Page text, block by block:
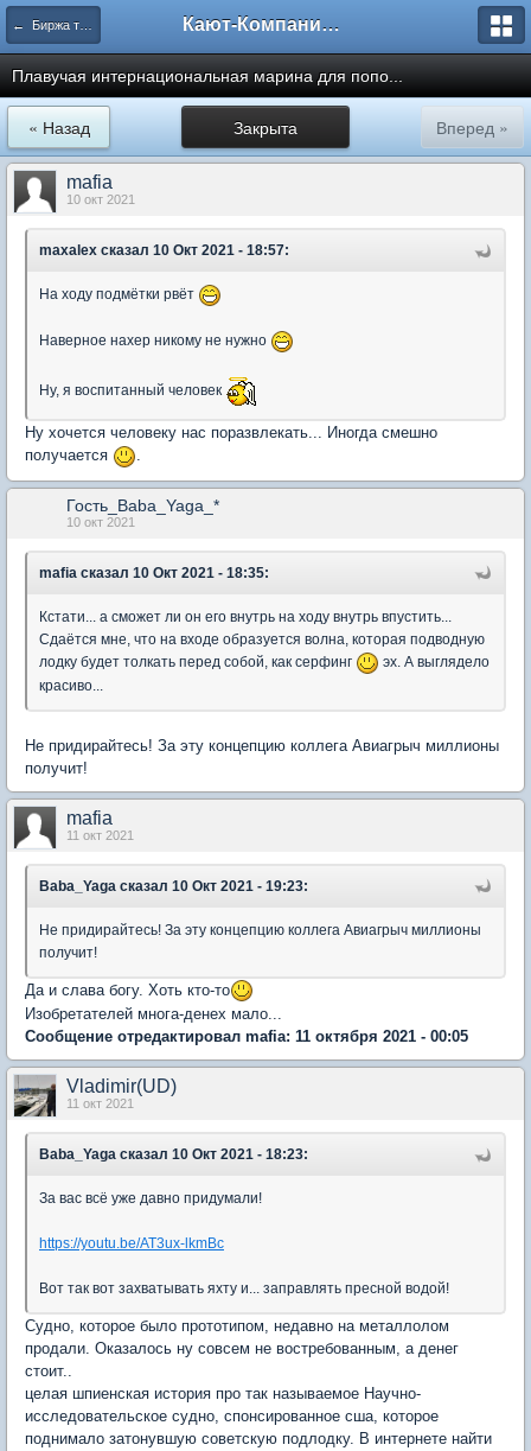
← Биржа труда, вакансий и идей Кают-Компания "Катера и Яхты"
Плавучая интернациональная марина для попо...
Закрыта
« Назад Вперед »
mafia
10 окт 2021
maxalex сказал 10 Окт 2021 - 18:57:
На ходу подмётки рвёт
Наверное нахер никому не нужно
Ну, я воспитанный человек
Ну хочется человеку нас поразвлекать... Иногда смешно
получается
.
Гость_Baba_Yaga_*
10 окт 2021
mafia сказал 10 Окт 2021 - 18:35:
Кстати... а сможет ли он его внутрь на ходу внутрь впустить...
Сдаётся мне, что на входе образуется волна, которая подводную
лодку будет толкать перед собой, как серфинг
эх. А выглядело
красиво...
Не придирайтесь! За эту концепцию коллега Авиагрыч миллионы
получит!
mafia
11 окт 2021
Baba_Yaga сказал 10 Окт 2021 - 19:23:
Не придирайтесь! За эту концепцию коллега Авиагрыч миллионы
получит!
Да и слава богу. Хоть кто-то
Изобретателей многа-денех мало...
Сообщение отредактировал mafia: 11 октября 2021 - 00:05
Vladimir(UD)
11 окт 2021
Baba_Yaga сказал 10 Окт 2021 - 18:23:
За вас всё уже давно придумали!
https://youtu.be/AT3ux-lkmBc
Вот так вот захватывать яхту и... заправлять пресной водой!
Судно, которое было прототипом, недавно на металлолом
продали. Оказалось ну совсем не востребованным, а денег
стоит..
целая шпиенская история про так называемое Научно-
исследовательское судно, спонсированное сша, которое
поднимало затонувшую советскую подлодку. В интернете найти